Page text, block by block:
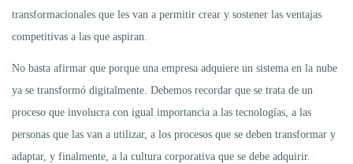
transformacionales que les van a permitir crear y sostener las ventajas
competitivas a las que aspiran.
No basta afirmar que porque una empresa adquiere un sistema en la nube
ya se transformó digitalmente. Debemos recordar que se trata de un
proceso que involucra con igual importancia a las tecnologías, a las
personas que las van a utilizar, a los procesos que se deben transformar y
adaptar, y finalmente, a la cultura corporativa que se debe adquirir.